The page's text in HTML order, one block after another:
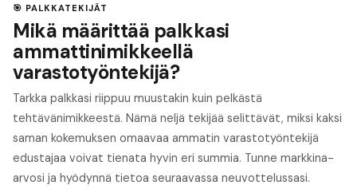
🎯 PALKKATEKIJÄT
Mikä määrittää palkkasi
ammattinimikkeellä
varastotyöntekijä?
Tarkka palkkasi riippuu muustakin kuin pelkästä
tehtävänimikkeestä. Nämä neljä tekijää selittävät, miksi kaksi
saman kokemuksen omaavaa ammatin varastotyöntekijä
edustajaa voivat tienata hyvin eri summia. Tunne markkina-
arvosi ja hyödynnä tietoa seuraavassa neuvottelussasi.